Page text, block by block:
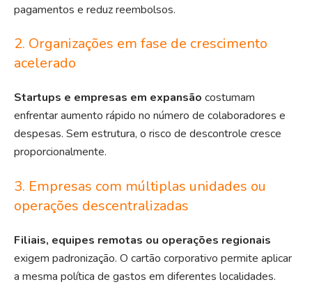
pagamentos e reduz reembolsos.
2. Organizações em fase de crescimento
acelerado
Startups e empresas em expansão costumam
enfrentar aumento rápido no número de colaboradores e
despesas. Sem estrutura, o risco de descontrole cresce
proporcionalmente.
3. Empresas com múltiplas unidades ou
operações descentralizadas
Filiais, equipes remotas ou operações regionais
exigem padronização. O cartão corporativo permite aplicar
a mesma política de gastos em diferentes localidades.